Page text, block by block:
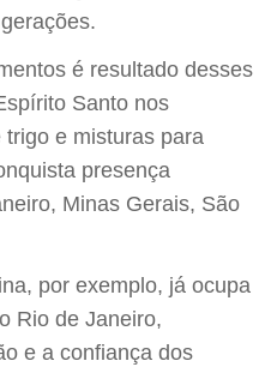
é resultado desses
Santo nos
e misturas para
presença
Minas Gerais, São
por exemplo, já ocupa
Rio de Janeiro,
e a confiança dos